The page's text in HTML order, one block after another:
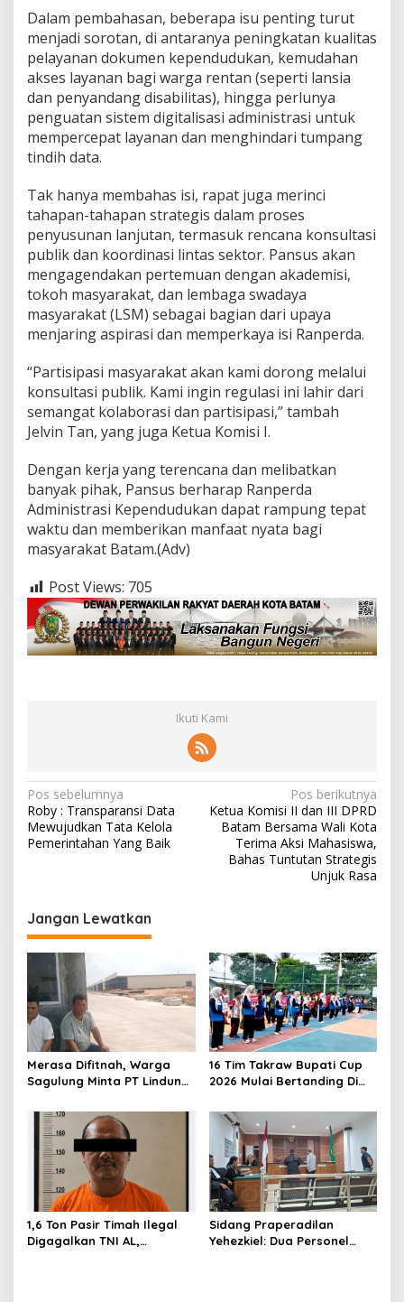
n
Dalam pembahasan, beberapa isu penting turut
menjadi sorotan, di antaranya peningkatan kualitas
pelayanan dokumen kependudukan, kemudahan
akses layanan bagi warga rentan (seperti lansia
dan penyandang disabilitas), hingga perlunya
penguatan sistem digitalisasi administrasi untuk
mempercepat layanan dan menghindari tumpang
tindih data.
Tak hanya membahas isi, rapat juga merinci
tahapan-tahapan strategis dalam proses
penyusunan lanjutan, termasuk rencana konsultasi
publik dan koordinasi lintas sektor. Pansus akan
mengagendakan pertemuan dengan akademisi,
tokoh masyarakat, dan lembaga swadaya
masyarakat (LSM) sebagai bagian dari upaya
menjaring aspirasi dan memperkaya isi Ranperda.
“Partisipasi masyarakat akan kami dorong melalui
konsultasi publik. Kami ingin regulasi ini lahir dari
semangat kolaborasi dan partisipasi,” tambah
Jelvin Tan, yang juga Ketua Komisi I.
Dengan kerja yang terencana dan melibatkan
banyak pihak, Pansus berharap Ranperda
Administrasi Kependudukan dapat rampung tepat
waktu dan memberikan manfaat nyata bagi
masyarakat Batam.(Adv)
Post Views: 705
Ikuti Kami
N
a
v
a
s
p
o
s
Pos sebelumnya
Roby : Transparansi Data
Mewujudkan Tata Kelola
Pemerintahan Yang Baik
Pos berikutnya
Ketua Komisi II dan III DPRD
Batam Bersama Wali Kota
Terima Aksi Mahasiswa,
Bahas Tuntutan Strategis
Unjuk Rasa
Jangan Lewatkan
Merasa Difitnah, Warga
Sagulung Minta PT Lindung
Perlakuan Merendahkan
Masyarakat
16 Tim Takraw Bupati Cup
2026 Mulai Bertanding Di
1,6 Ton Pasir Timah Ilegal
Digagalkan TNI AL,
Sidang Praperadilan
Yehezkiel: Dua Personel